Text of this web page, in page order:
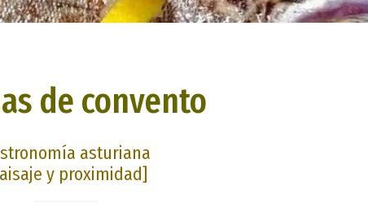
de convento
asturiana
y proximidad]